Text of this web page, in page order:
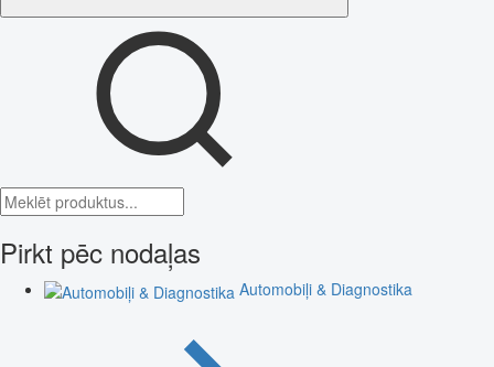
Pirkt pēc nodaļas
Automobiļi & Diagnostika